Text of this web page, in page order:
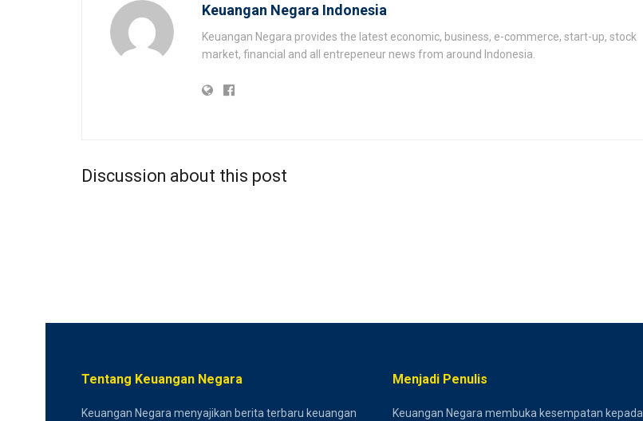
Keuangan Negara Indonesia
Keuangan Negara provides the latest economic, business, e-commerce, start-up, stock
market, financial and all entrepeneur news from around Indonesia.
Discussion about this post
Tentang Keuangan Negara
Keuangan Negara menyajikan berita terbaru keuangan
Menjadi Penulis
Keuangan Negara membuka kesempatan kepada